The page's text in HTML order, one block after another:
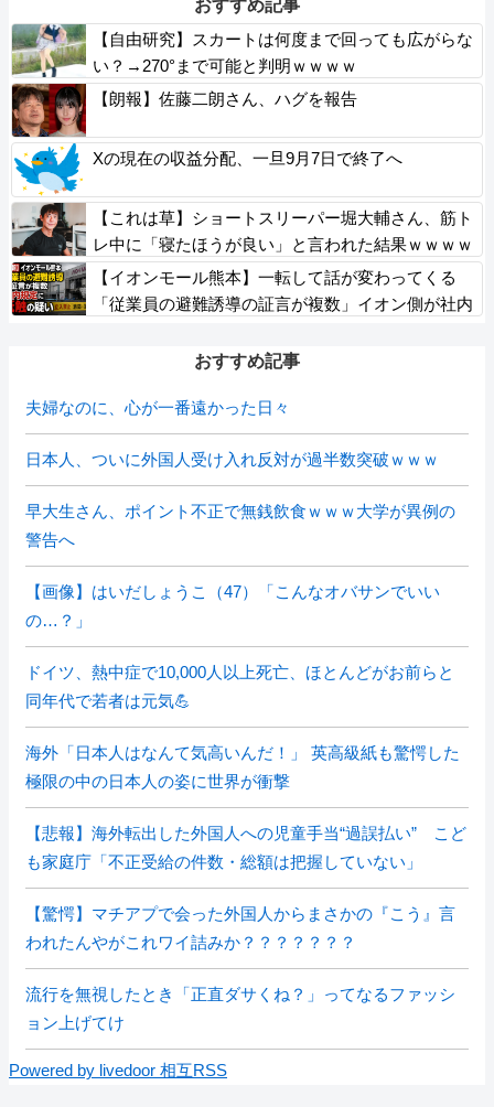
おすすめ記事
【自由研究】スカートは何度まで回っても広がらな
い？→270°まで可能と判明ｗｗｗｗ
【朗報】佐藤二朗さん、ハグを報告
Xの現在の収益分配、一旦9月7日で終了へ
【これは草】ショートスリーパー堀大輔さん、筋ト
レ中に「寝たほうが良い」と言われた結果ｗｗｗｗ
【イオンモール熊本】一転して話が変わってくる
「従業員の避難誘導の証言が複数」イオン側が社内
おすすめ記事
夫婦なのに、心が一番遠かった日々
日本人、ついに外国人受け入れ反対が過半数突破ｗｗｗ
早大生さん、ポイント不正で無銭飲食ｗｗｗ大学が異例の
警告へ
【画像】はいだしょうこ（47）「こんなオバサンでいい
の…？」
ドイツ、熱中症で10,000人以上死亡、ほとんどがお前らと
同年代で若者は元気💪
海外「日本人はなんて気高いんだ！」 英高級紙も驚愕した
極限の中の日本人の姿に世界が衝撃
【悲報】海外転出した外国人への児童手当“過誤払い” こど
も家庭庁「不正受給の件数・総額は把握していない」
【驚愕】マチアプで会った外国人からまさかの『こう』言
われたんやがこれワイ詰みか？？？？？？？
流行を無視したとき「正直ダサくね？」ってなるファッシ
ョン上げてけ
Powered by livedoor 相互RSS